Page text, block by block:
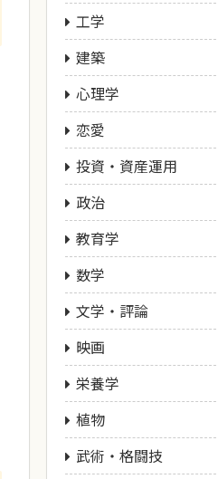
工学
建築
心理学
恋愛
投資・資産運用
政治
教育学
数学
文学・評論
映画
栄養学
植物
武術・格闘技